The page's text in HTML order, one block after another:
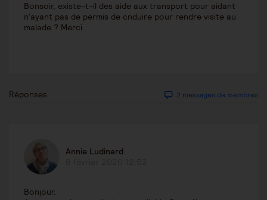
Bonsoir, existe-t-il des aide aux transport pour aidant
n'ayant pas de permis de cnduire pour rendre visite au
malade ? Merci
Réponses 2 messages de membres
Annie Ludinard
Bonjour,